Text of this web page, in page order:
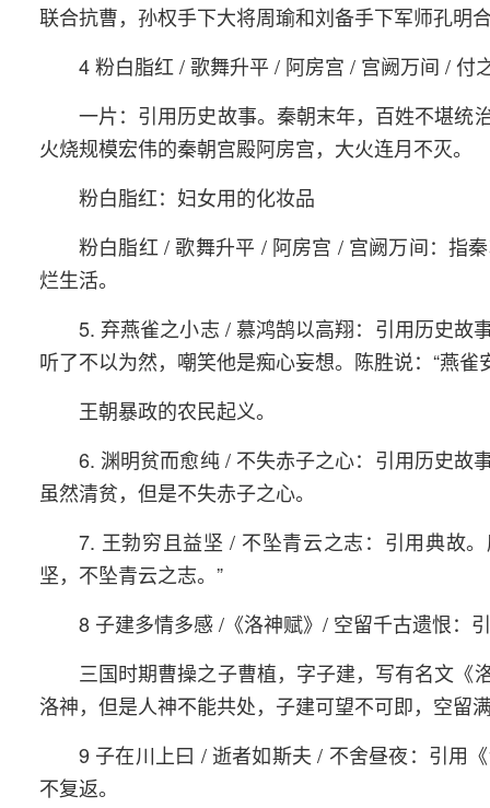
联合抗曹，孙权手下大将周瑜和刘备手下军师孔明
4 粉白脂红 / 歌舞升平 / 阿房宫 / 宫阙万间 / 付
一片：引用历史故事。秦朝末年，百姓不堪统
火烧规模宏伟的秦朝宫殿阿房宫，大火连月不灭。
粉白脂红：妇女用的化妆品
粉白脂红 / 歌舞升平 / 阿房宫 / 宫阙万间：指
烂生活。
5. 弃燕雀之小志 / 慕鸿鹄以高翔：引用历史故
听了不以为然，嘲笑他是痴心妄想。陈胜说：“燕
王朝暴政的农民起义。
6. 渊明贫而愈纯 / 不失赤子之心：引用历史故
虽然清贫，但是不失赤子之心。
7. 王勃穷且益坚 / 不坠青云之志：引用典故
坚，不坠青云之志。”
8 子建多情多感 /《洛神赋》/ 空留千古遗恨：
三国时期曹操之子曹植，字子建，写有名文《
洛神，但是人神不能共处，子建可望不可即，空留
9 子在川上曰 / 逝者如斯夫 / 不舍昼夜：引用
不复返。